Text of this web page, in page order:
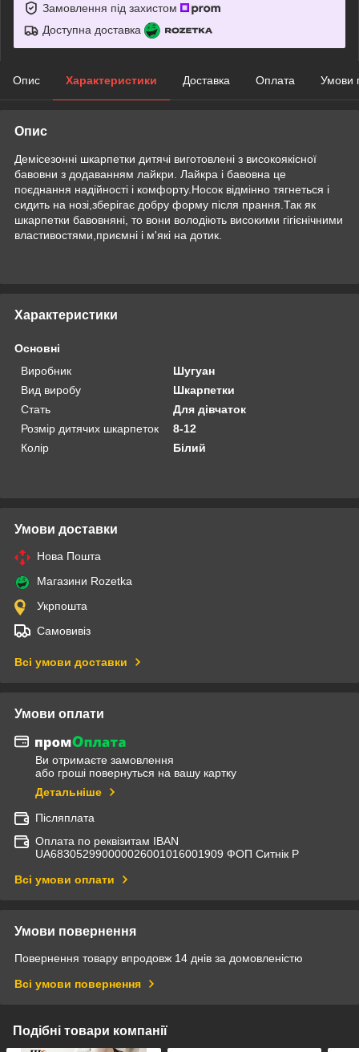
Замовлення під захистом
Доступна доставка
Опис Характеристики Доставка Оплата Умови
Опис
Демісезонні шкарпетки дитячі виготовлені з високоякісної
бавовни з додаванням лайкри. Лайкра і бавовна це
поєднання надійності і комфорту.Носок відмінно тягнеться і
сидить на нозі,зберігає добру форму після прання.Так як
шкарпетки бавовняні, то вони володіють високими гігієнічними
властивостями,приємні і м'які на дотик.
Характеристики
Основні
Виробник
Шугуан
Вид виробу
Шкарпетки
Стать
Для дівчаток
Розмір дитячих шкарпеток
8-12
Колір
Білий
Умови доставки
Нова Пошта
Магазини Rozetka
Укрпошта
Самовивіз
Всі умови доставки
Умови оплати
Ви отримаєте замовлення
або гроші повернуться на вашу картку
Детальніше
Післяплата
Оплата по реквізитам IBAN
UА683052990000026001016001909 ФОП Ситнік Р
Всі умови оплати
Умови повернення
Повернення товару впродовж 14 днів за домовленістю
Всі умови повернення
Подібні товари компанії